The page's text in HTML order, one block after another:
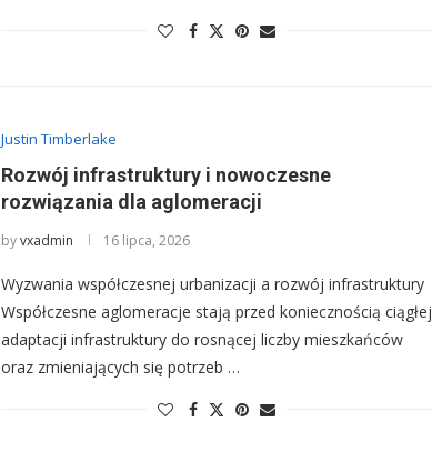
Justin Timberlake
Rozwój infrastruktury i nowoczesne
rozwiązania dla aglomeracji
byvxadmin 16 lipca, 2026
Wyzwania współczesnej urbanizacji a rozwój infrastruktury
Współczesne aglomeracje stają przed koniecznością ciągłej
adaptacji infrastruktury do rosnącej liczby mieszkańców
oraz zmieniających się potrzeb …